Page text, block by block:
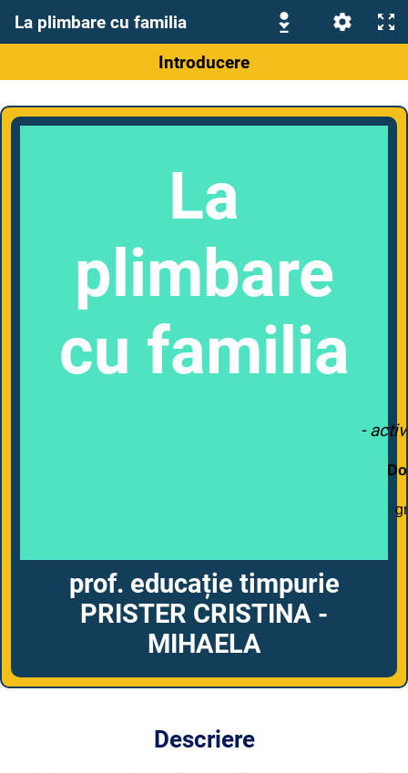
La plimbare cu familia
Introducere
La
plimbare
cu familia
-
prof. educație timpurie
PRISTER CRISTINA -
MIHAELA
Descriere